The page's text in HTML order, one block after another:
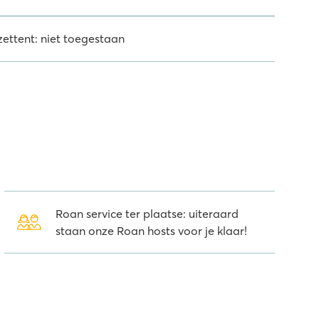
niet toegestaan
Roan service ter plaatse: uiteraard
staan onze Roan hosts voor je klaar!